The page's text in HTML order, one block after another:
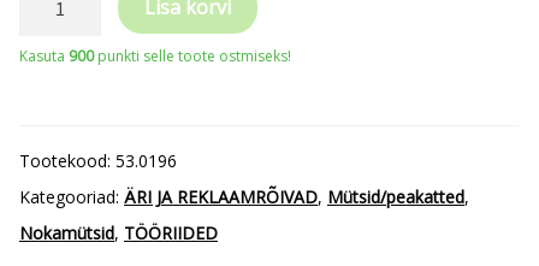
Lisa korvi
Kasuta 900punkti selle toote ostmiseks!
Tootekood: 53.0196
Kategooriad: ÄRI JA REKLAAMRÕIVAD, Mütsid/peakatted,
Nokamütsid, TÖÖRIIDED